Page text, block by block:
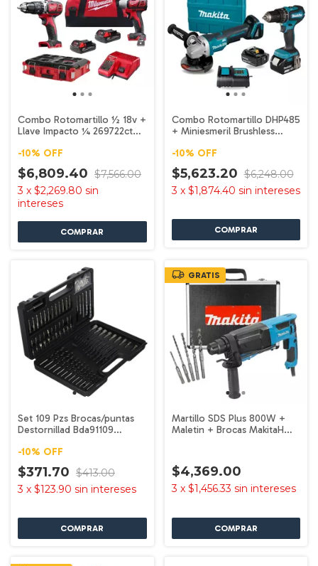
Combo Rotomartillo ½ 18v +
Llave Impacto ¼ 269722ct
-10% OFF
$6,809.40 $7,566.00
3 x $2,269.80 sin
intereses
Combo Rotomartillo DHP485
+ Miniesmeril Brushless
-10% OFF
$5,623.20 $6,248.00
3 x $1,874.40 sin intereses
Set 109 Pzs Brocas/puntas
Destornillad Bda91109
-10% OFF
$371.70 $413.00
3 x $123.90 sin intereses
GRATIS
Martillo SDS Plus 800W +
Maletin + Brocas MakitaH
$4,369.00
3 x $1,456.33 sin intereses